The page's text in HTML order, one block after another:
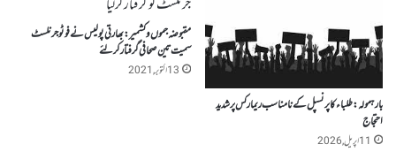
بارہمولہ: طلباء کا پرنسپل کے نامناسب ریمارکس پر شدید
احتجاج
11 اپریل, 2026
مقبوضہ جموں وکشمیر:بھارتی پولیس نے فوٹو جرنلسٹ
سمیت تین صحافی گرفتار کرلئے
13 اکتوبر, 2021